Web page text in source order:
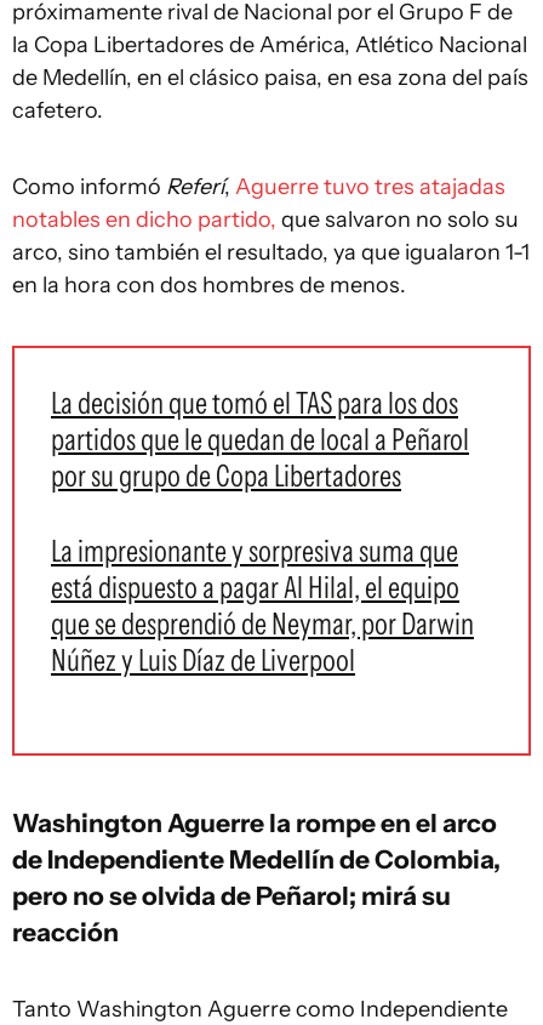
próximamente rival de Nacional por el Grupo F de
la Copa Libertadores de América, Atlético Nacional
de Medellín, en el clásico paisa, en esa zona del país
cafetero.
Como informó Referí, Aguerre tuvo tres atajadas
notables en dicho partido, que salvaron no solo su
arco, sino también el resultado, ya que igualaron 1-1
en la hora con dos hombres de menos.
La decisión que tomó el TAS para los dos
partidos que le quedan de local a Peñarol
por su grupo de Copa Libertadores
La impresionante y sorpresiva suma que
está dispuesto a pagar Al Hilal, el equipo
que se desprendió de Neymar, por Darwin
Núñez y Luis Díaz de Liverpool
Washington Aguerre la rompe en el arco
de Independiente Medellín de Colombia,
pero no se olvida de Peñarol; mirá su
reacción
Tanto Washington Aguerre como Independiente